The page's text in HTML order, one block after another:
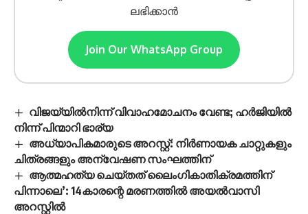
ലഭിക്കാൻ
Join Our WhatsApp Group
വിജയ്‌യിൽനിന്ന് വിവാഹമോചനം വേണ്ട; ഹർജിയിൽ
നിന്ന് പിന്മാറി ഭാര്യ
അധ്യാപികമാരുടെ അറസ്റ്റ്: നിർണായക ചാറ്റുകളും
ചിത്രങ്ങളും അന്വേഷണ സംഘത്തിന്
ആത്മഹത്യ ചെയ്തത് ലൈംഗികാതിക്രമത്തിന്
പിന്നാലെ’: 14കാരന്റെ മരണത്തിൽ അയൽവാസി
അറസ്റ്റിൽ